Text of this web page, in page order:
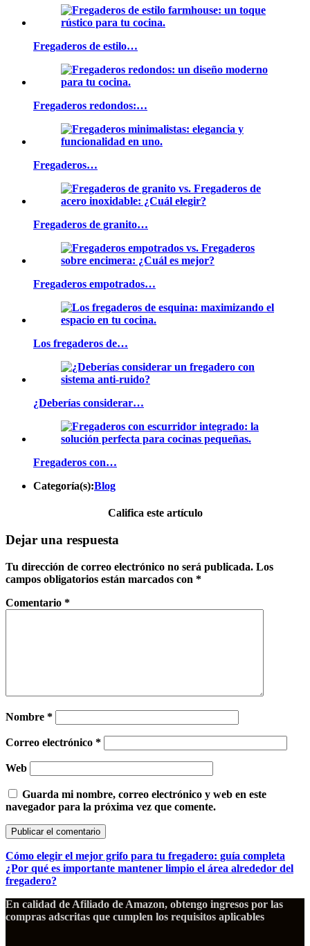
Fregaderos de estilo…
Fregaderos redondos:…
Fregaderos…
Fregaderos de granito…
Fregaderos empotrados…
Los fregaderos de…
¿Deberías considerar…
Fregaderos con…
Categoría(s):Blog
Califica este artículo
Dejar una respuesta
Tu dirección de correo electrónico no será publicada. Los
campos obligatorios están marcados con *
Comentario *
Nombre *
Correo electrónico *
Web
Guarda mi nombre, correo electrónico y web en este
navegador para la próxima vez que comente.
Cómo elegir el mejor grifo para tu fregadero: guía completa
¿Por qué es importante mantener limpio el área alrededor del
fregadero?
En calidad de Afiliado de Amazon, obtengo ingresos por las
compras adscritas que cumplen los requisitos aplicables